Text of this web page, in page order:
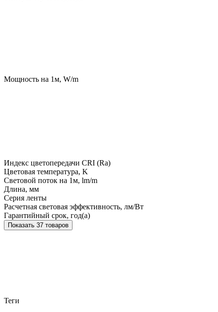
Мощность на 1м, W/m
Индекс цветопередачи CRI (Ra)
Цветовая температура, K
Световой поток на 1м, lm/m
Длина, мм
Серия ленты
Расчетная световая эффективность, лм/Вт
Гарантийный срок, год(а)
Показать 37 товаров
Теги